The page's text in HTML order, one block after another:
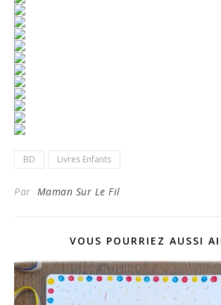
BD Livres Enfants
Par Maman Sur Le Fil
VOUS POURRIEZ AUSSI